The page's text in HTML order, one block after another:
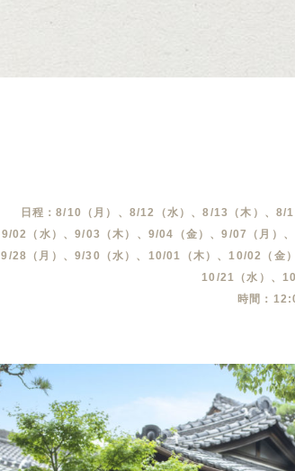
日程：8/10（月）、8/12（水）、8/13（木）、
9/02（水）、9/03（木）、9/04（金）、9/07（月）
9/28（月）、9/30（水）、10/01（木）、10/02（金
10/21（水）、
時間：